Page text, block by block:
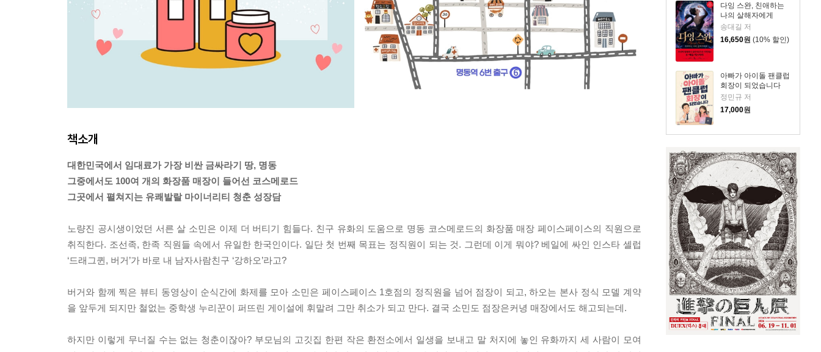
다잉 스완, 친애하는
나의 살해자에게
송대길 저
16,650원 (10% 할인)
아빠가 아이돌 팬클럽
회장이 되었습니다
정민규 저
17,000원
책소개
대한민국에서 임대료가 가장 비싼 금싸라기 땅, 명동
그중에서도 100여 개의 화장품 매장이 들어선 코스메로드
그곳에서 펼쳐지는 유쾌발랄 마이너리티 청춘 성장담
노량진 공시생이었던 서른 살 소민은 이제 더 버티기 힘들다. 친구 유화의 도움으로 명동 코스메로드의 화장품 매장 페이스페이스의 직원으로
취직한다. 조선족, 한족 직원들 속에서 유일한 한국인이다. 일단 첫 번째 목표는 정직원이 되는 것. 그런데 이게 뭐야? 베일에 싸인 인스타 셀럽
‘드래그퀸, 버거’가 바로 내 남자사람친구 ‘강하오’라고?
버거와 함께 찍은 뷰티 동영상이 순식간에 화제를 모아 소민은 페이스페이스 1호점의 정직원을 넘어 점장이 되고, 하오는 본사 정식 모델 계약
을 앞두게 되지만 철없는 중학생 누리꾼이 퍼뜨린 게이설에 휘말려 그만 취소가 되고 만다. 결국 소민도 점장은커녕 매장에서도 해고되는데.
하지만 이렇게 무너질 수는 없는 청춘이잖아? 부모님의 고깃집 한편 작은 환전소에서 일생을 보내고 말 처지에 놓인 유화까지 세 사람이 모여